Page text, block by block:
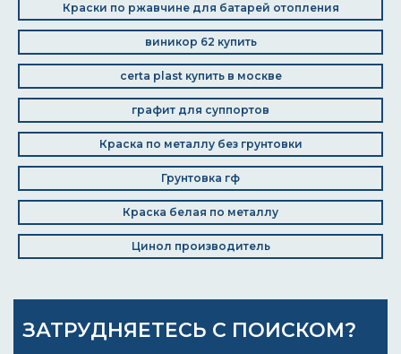
Краски по ржавчине для батарей отопления
виникор 62 купить
certa plast купить в москве
графит для суппортов
Краска по металлу без грунтовки
Грунтовка гф
Краска белая по металлу
Цинол производитель
ЗАТРУДНЯЕТЕСЬ С ПОИСКОМ?